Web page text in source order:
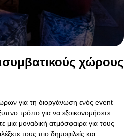
χώρους
για τη διοργάνωση ενός event
τρόπο για να εξοικονομήσετε
μια μοναδική ατμόσφαιρα για τους
τους πιο δημοφιλείς και